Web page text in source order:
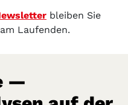
bleiben Sie
Laufenden.
—